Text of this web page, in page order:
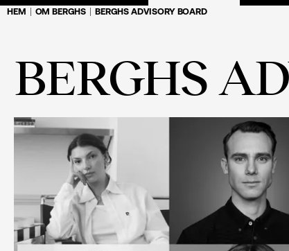
HEM OM BERGHS BERGHS ADVISORY BOARD
BERGHS